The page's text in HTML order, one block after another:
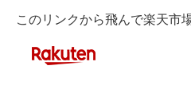
このリンクから飛んで楽天市